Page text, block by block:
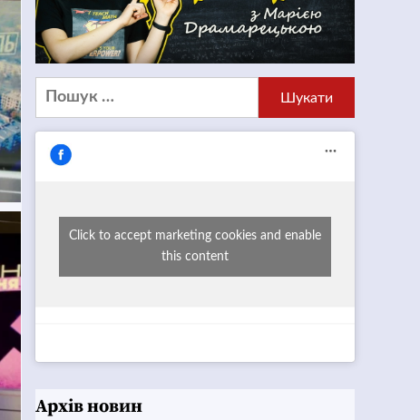
Пошук:
Click to accept marketing cookies and enable
this content
Архів новин